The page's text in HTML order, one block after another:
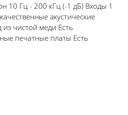
10 Гц - 200 кГц (-1 дБ) Входы 1
акустические
чистой меди Есть
печатные платы Есть